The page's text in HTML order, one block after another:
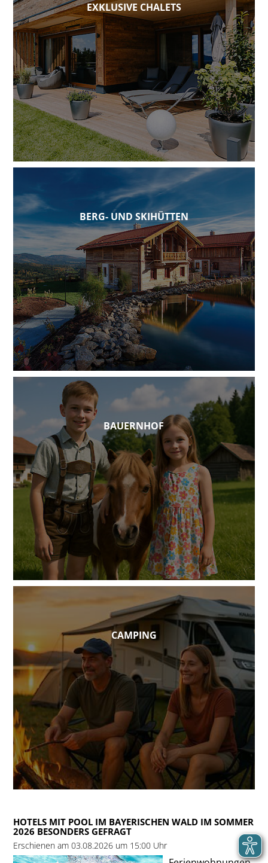
EXKLUSIVE CHALETS
BERG- UND SKIHÜTTEN
BAUERNHOF
CAMPING
HOTELS MIT POOL IM BAYERISCHEN WALD IM SOMMER
2026 BESONDERS GEFRAGT
Erschienen am 03.08.2026 um 15:00 Uhr